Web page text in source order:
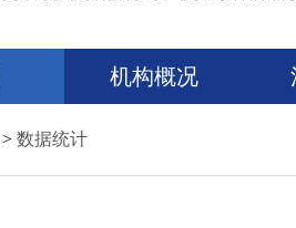
机构概况
> 数据统计